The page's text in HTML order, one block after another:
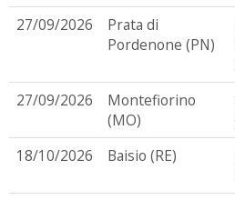
27/09/2026
Prata di
Pordenone (PN)
27/09/2026
Montefiorino
(MO)
18/10/2026 Baisio (RE)